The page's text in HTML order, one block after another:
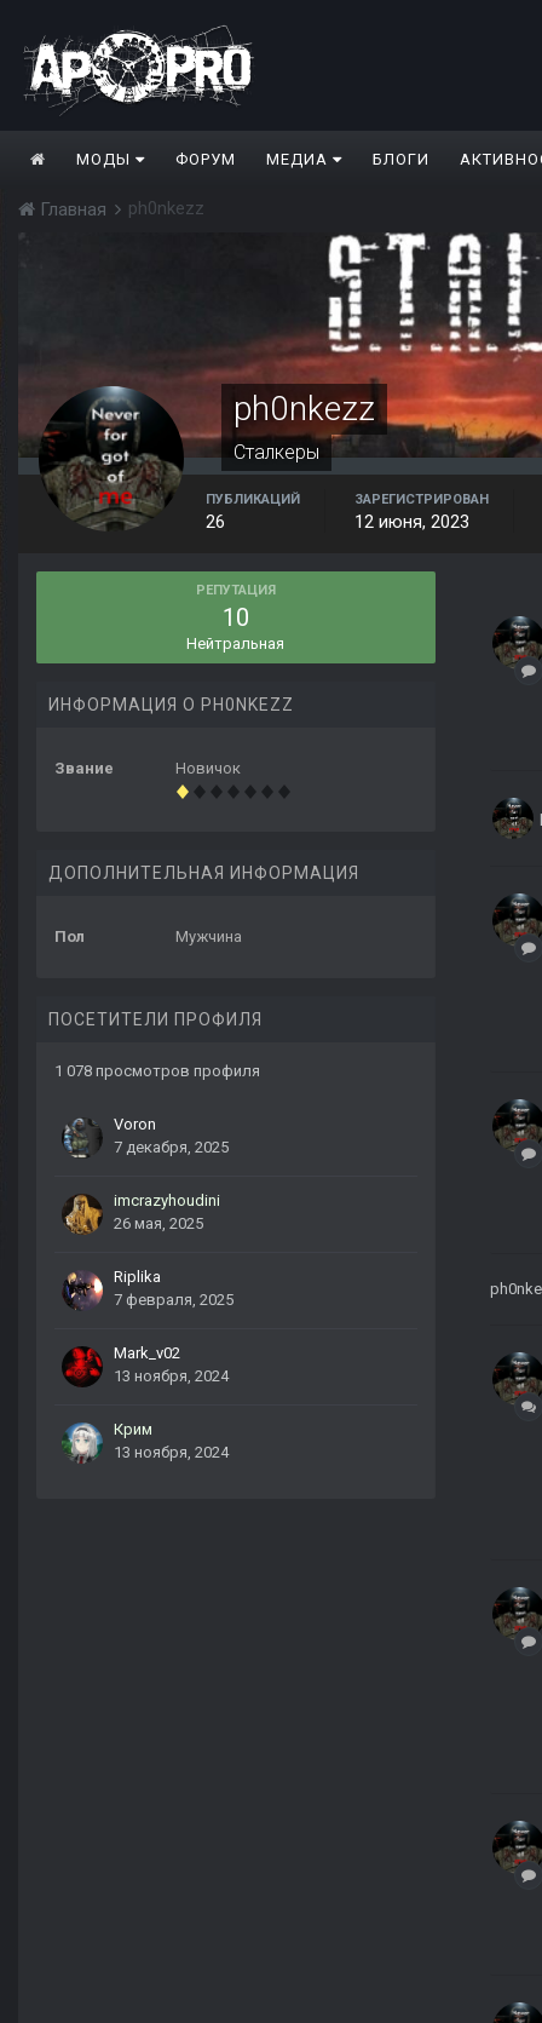
МОДЫ ФОРУМ МЕДИА БЛОГИ
Главная ph0nkezz
ph0nkezz
Сталкеры
ПУБЛИКАЦИЙ
26
ЗАРЕГИСТРИРОВАН
12 июня, 2023
РЕПУТАЦИЯ
10
Нейтральная
ИНФОРМАЦИЯ О PH0NKEZZ
Звание Новичок
ДОПОЛНИТЕЛЬНАЯ ИНФОРМАЦИЯ
Пол Мужчина
ПОСЕТИТЕЛИ ПРОФИЛЯ
1 078 просмотров профиля
Voron
7 декабря, 2025
imcrazyhoudini
26 мая, 2025
Riplika
7 февраля, 2025
Mark_v02
13 ноября, 2024
Крим
13 ноября, 2024